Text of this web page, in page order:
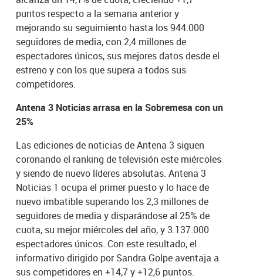
puntos respecto a la semana anterior y
mejorando su seguimiento hasta los 944.000
seguidores de media, con 2,4 millones de
espectadores únicos, sus mejores datos desde el
estreno y con los que supera a todos sus
competidores.
Antena 3 Noticias arrasa en la Sobremesa con un
25%
Las ediciones de noticias de Antena 3 siguen
coronando el ranking de televisión este miércoles
y siendo de nuevo líderes absolutas. Antena 3
Noticias 1 ocupa el primer puesto y lo hace de
nuevo imbatible superando los 2,3 millones de
seguidores de media y disparándose al 25% de
cuota, su mejor miércoles del año, y 3.137.000
espectadores únicos. Con este resultado, el
informativo dirigido por Sandra Golpe aventaja a
sus competidores en +14,7 y +12,6 puntos.